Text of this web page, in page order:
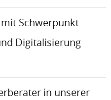
Schwerpunkt
Digitalisierung
in unserer